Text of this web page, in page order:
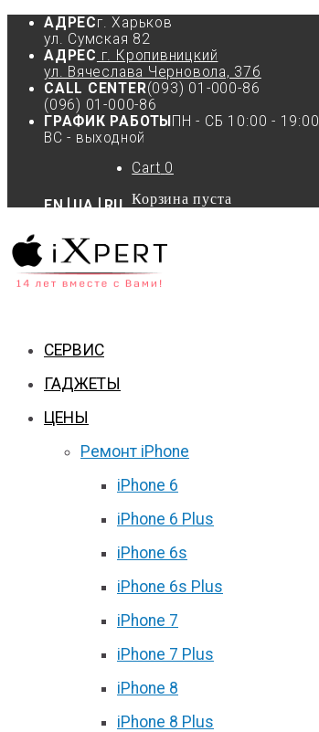
АДРЕСг. Харьков
ул. Сумская 82
АДРЕС г. Кропивницкий
ул. Вячеслава Черновола, 37б
CALL CENTER(093) 01-000-86
(096) 01-000-86
ГРАФИК РАБОТЫ ПН - СБ 10:00 - 19:00
ВС - выходной
EN UA RU
Cart 0
Корзина пуста
СЕРВИС
ГАДЖЕТЫ
ЦЕНЫ
Ремонт iPhone
iPhone 6
iPhone 6 Plus
iPhone 6s
iPhone 6s Plus
iPhone 7
iPhone 7 Plus
iPhone 8
iPhone 8 Plus